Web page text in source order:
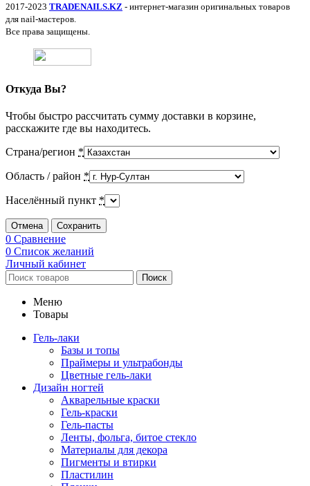
2017-2023 TRADENAILS.KZ - интернет-магазин оригинальных товаров
для nail-мастеров.
Все права защищены.
Откуда Вы?
Чтобы быстро рассчитать сумму доставки в корзине,
расскажите где вы находитесь.
Страна/регион *
Область / район *
Населённый пункт *
Отмена Сохранить
0 Сравнение
0 Список желаний
Личный кабинет
Поиск
Меню
Товары
Гель-лаки
Базы и топы
Праймеры и ультрабонды
Цветные гель-лаки
Дизайн ногтей
Акварельные краски
Гель-краски
Гель-пасты
Ленты, фольга, битое стекло
Материалы для декора
Пигменты и втирки
Пластилин